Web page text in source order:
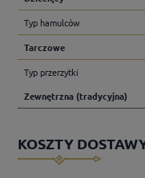
Typ hamulców
Tarczowe
Typ przerzytki
Zewnętrzna (tradycyjna)
KOSZTY
CENA NIE ZAWIERA
PŁATNOŚCI